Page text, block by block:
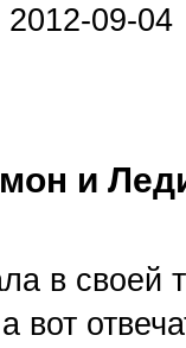
2012-09-04
и
в